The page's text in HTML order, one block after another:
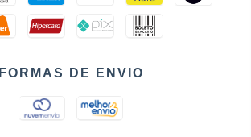
FORMAS DE ENVIO